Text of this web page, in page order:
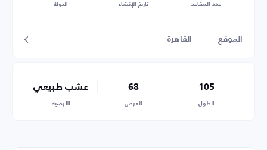
عدد المقاعد تاريخ الإنشاء الدولة
الموقع القاهرة
105
الطول
68
العرض
عشب طبيعي
الأرضية